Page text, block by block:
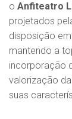
o Anfiteatro
projetados
disposição
mantendo a
incorporação
valorização
suas